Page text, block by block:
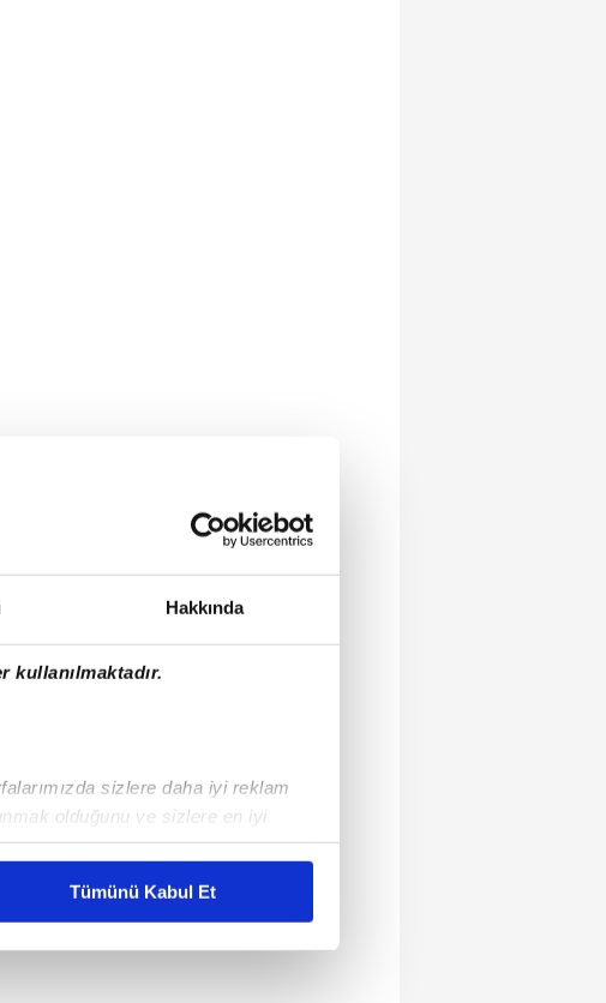
Hakkında
sizlere daha iyi reklam
olduğunu ve sizlere en iyi
maliyetlerimizi karşılamak
ait çerezler kullanılmaktadır. Bu
Tümünü Kabul Et